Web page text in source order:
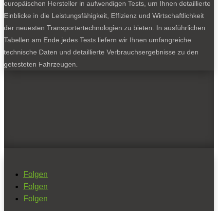
europäischen Hersteller in aufwendigen Tests, um Ihnen detaillierte
Einblicke in die Leistungsfähigkeit, Effizienz und Wirtschaftlichkeit
der neuesten Transportertechnologien zu bieten. In ausführlichen
Tabellen am Ende jedes Tests liefern wir Ihnen umfangreiche
technische Daten und detaillierte Verbrauchsergebnisse zu den
getesteten Fahrzeugen.
Folgen
Folgen
Folgen